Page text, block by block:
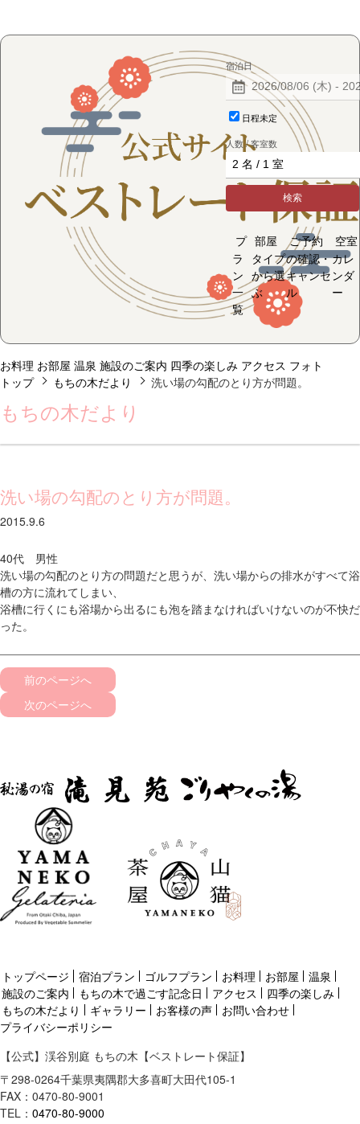
宿泊日
日程未定
人数 / 客室数
検索
プ
ラ
ン
一
覧
部屋
タイプ
から選
ぶ
ご予約
の確認・
キャンセ
ル
空室
カレ
ンダ
ー
お料理 お部屋 温泉 施設のご案内 四季の楽しみ アクセス フォト
トップ
もちの木だより 洗い場の勾配のとり方が問題。
もちの木だより
洗い場の勾配のとり方が問題。
2015.9.6
40代 男性
洗い場の勾配のとり方の問題だと思うが、洗い場からの排水がすべて浴
槽の方に流れてしまい、
浴槽に行くにも浴場から出るにも泡を踏まなければいけないのが不快だ
った。
前のページへ
次のページへ
トップページ 宿泊プラン ゴルフプラン お料理 お部屋
温泉
施設のご案内
もちの木で過ごす記念日 アクセス
四季の楽しみ
もちの木だより
ギャラリー お客様の声
お問い合わせ
プライバシーポリシー
【公式】渓谷別庭 もちの木【ベストレート保証】
〒 298-0264千葉県夷隅郡大多喜町大田代105-1
FAX：0470-80-9001
TEL： 0470-80-9000